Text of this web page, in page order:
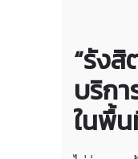
“รัง
บริก
ในพื้